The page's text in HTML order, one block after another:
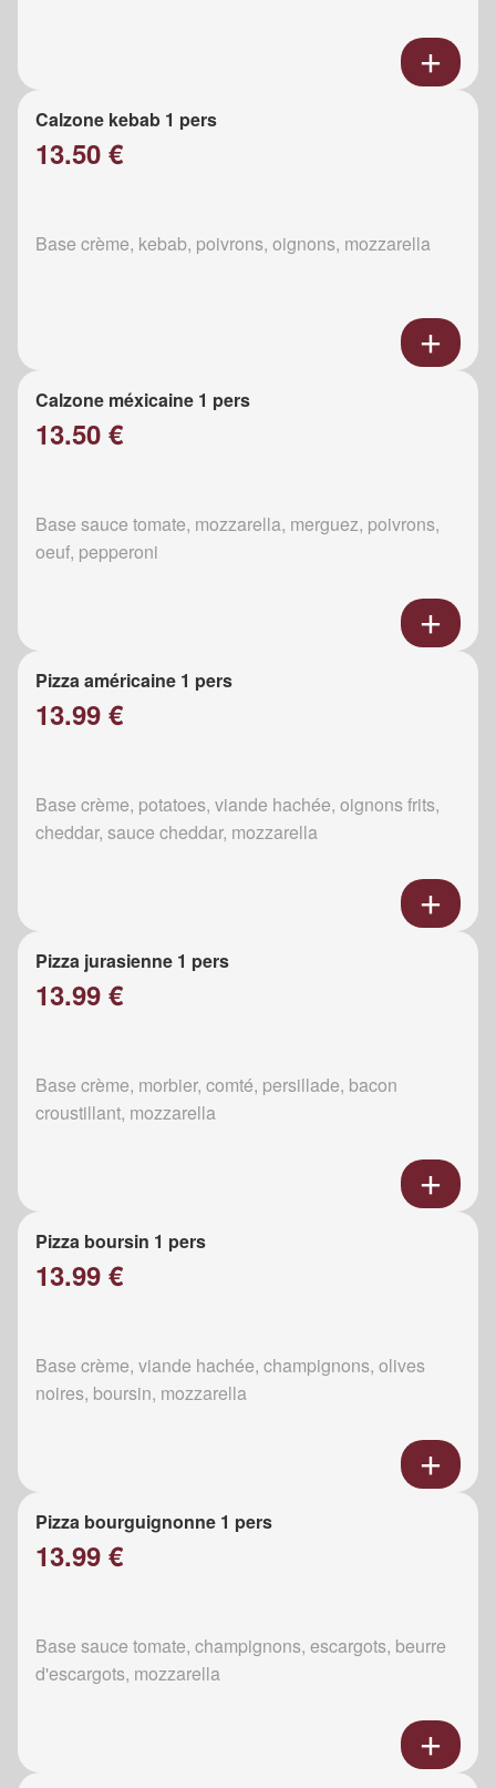
Calzone kebab 1 pers
13.50 €
Base crème, kebab, poivrons, oignons, mozzarella
Calzone méxicaine 1 pers
13.50 €
Base sauce tomate, mozzarella, merguez, poivrons,
oeuf, pepperoni
Pizza américaine 1 pers
13.99 €
Base crème, potatoes, viande hachée, oignons frits,
cheddar, sauce cheddar, mozzarella
Pizza jurasienne 1 pers
13.99 €
Base crème, morbier, comté, persillade, bacon
croustillant, mozzarella
Pizza boursin 1 pers
13.99 €
Base crème, viande hachée, champignons, olives
noires, boursin, mozzarella
Pizza bourguignonne 1 pers
13.99 €
Base sauce tomate, champignons, escargots, beurre
d'escargots, mozzarella